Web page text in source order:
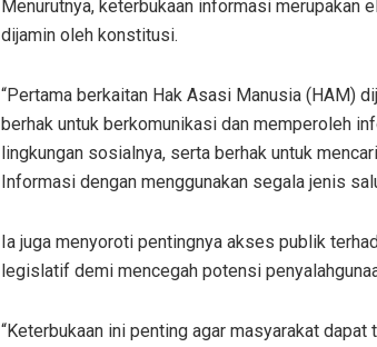
Menurutnya, keterbukaan informasi merupakan
dijamin oleh konstitusi.
“Pertama berkaitan Hak Asasi Manusia (HAM)
berhak untuk berkomunikasi dan memperoleh
lingkungan sosialnya, serta berhak untuk
Informasi dengan menggunakan segala jenis
Ia juga menyoroti pentingnya akses publik
legislatif demi mencegah potensi
“Keterbukaan ini penting agar masyarakat